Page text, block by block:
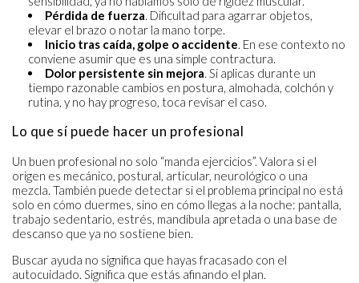
Pérdida de fuerza. Dificultad para agarrar objetos,
elevar el brazo o notar la mano torpe.
Inicio tras caída, golpe o accidente. En ese contexto no
conviene asumir que es una simple contractura.
Dolor persistente sin mejora. Si aplicas durante un
tiempo razonable cambios en postura, almohada, colchón y
rutina, y no hay progreso, toca revisar el caso.
Lo que sí puede hacer un profesional
Un buen profesional no solo “manda ejercicios”. Valora si el
origen es mecánico, postural, articular, neurológico o una
mezcla. También puede detectar si el problema principal no está
solo en cómo duermes, sino en cómo llegas a la noche: pantalla,
trabajo sedentario, estrés, mandíbula apretada o una base de
descanso que ya no sostiene bien.
Buscar ayuda no significa que hayas fracasado con el
autocuidado. Significa que estás afinando el plan.